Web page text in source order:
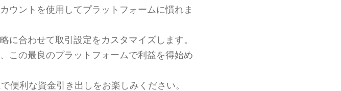
ウントを使用してプラットフォームに慣れま
に合わせて取引設定をカスタマイズします。
この最良のプラットフォームで利益を得始め
便利な資金引き出しをお楽しみください。